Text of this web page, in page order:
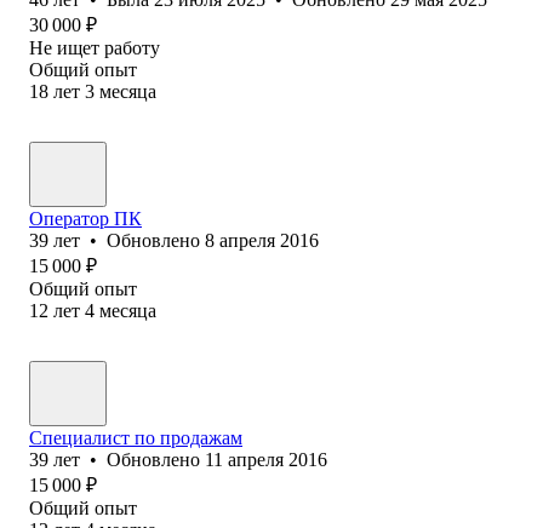
30 000 ₽
Не ищет работу
Общий опыт
18 лет 3 месяца
Оператор ПК
39 лет • Обновлено 8 апреля 2016
15 000 ₽
Общий опыт
12 лет 4 месяца
Специалист по продажам
39 лет • Обновлено 11 апреля 2016
15 000 ₽
Общий опыт